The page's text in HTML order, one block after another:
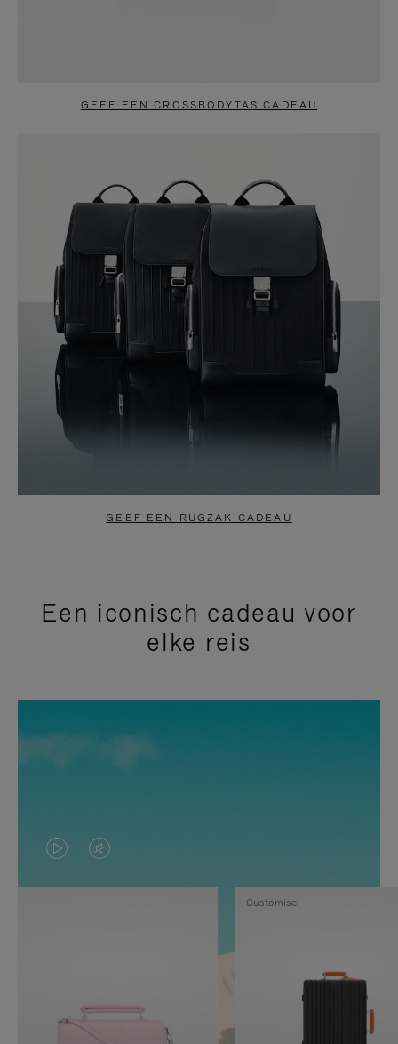
GEEF EEN CROSSBODYTAS CADEAU
GEEF EEN RUGZAK CADEAU
Een iconisch cadeau voor
elke reis
VIDEO
IS
GEPAUZEERD,
OP
HET
GELUID
Customise